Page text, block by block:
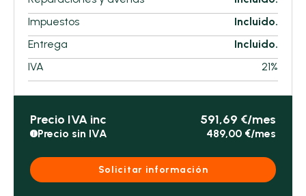
Impuestos
Incluido.
Entrega
Incluido.
IVA
21%
Precio IVA inc 591,69 €/mes
i Precio sin IVA 489,00 €/mes
Solicitar información